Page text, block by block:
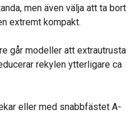
men även välja att ta bort
extremt kompakt.
går modeller att extrautrusta
rekylen ytterligare ca
eller med snabbfästet A-